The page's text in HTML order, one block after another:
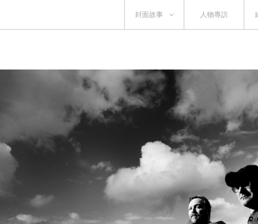
封面故事 人物專訪